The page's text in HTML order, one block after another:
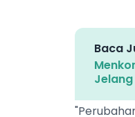
Baca
Jelang